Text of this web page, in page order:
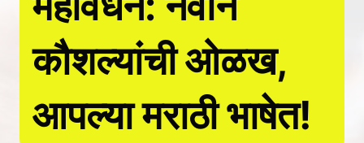
कौशल्यांची ओळख,
आपल्या मराठी भाषेत!